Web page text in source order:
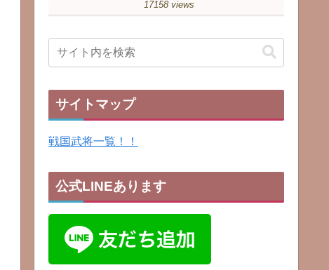
17158 views
サイトマップ
戦国武将一覧！！
公式LINEあります